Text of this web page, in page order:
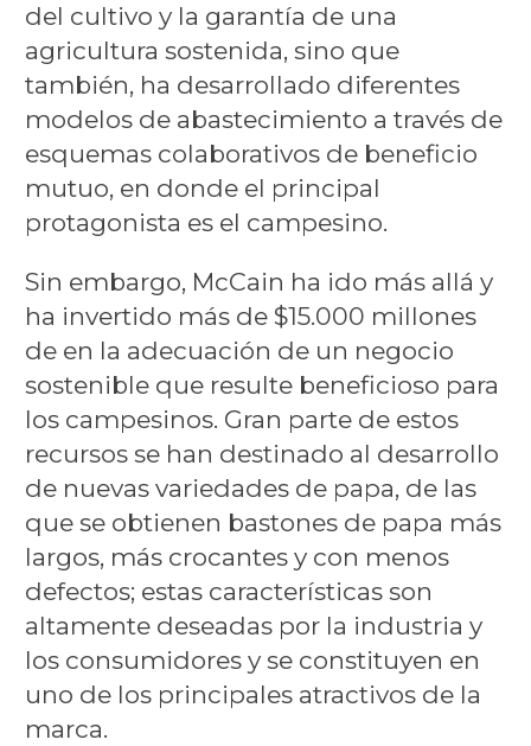
del cultivo y la garantía de una
agricultura sostenida, sino que
también, ha desarrollado diferentes
modelos de abastecimiento a través de
esquemas colaborativos de beneficio
mutuo, en donde el principal
protagonista es el campesino.
Sin embargo, McCain ha ido más allá y
ha invertido más de $15.000 millones
de en la adecuación de un negocio
sostenible que resulte beneficioso para
los campesinos. Gran parte de estos
recursos se han destinado al desarrollo
de nuevas variedades de papa, de las
que se obtienen bastones de papa más
largos, más crocantes y con menos
defectos; estas características son
altamente deseadas por la industria y
los consumidores y se constituyen en
uno de los principales atractivos de la
marca.